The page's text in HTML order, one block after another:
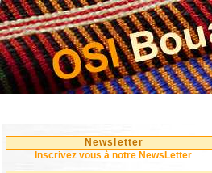
Newsletter
Inscrivez vous à notre NewsLetter